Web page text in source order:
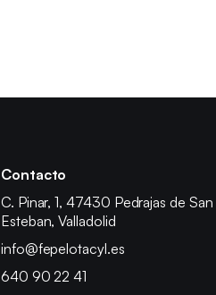
Contacto
C. Pinar, 1, 47430 Pedrajas de San
Esteban, Valladolid
info@fepelotacyl.es
640 90 22 41